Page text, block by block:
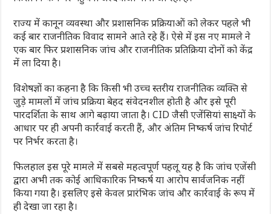
राज्य में कानून व्यवस्था और प्रशासनिक प्रक्रियाओं को लेकर पहले भी
कई बार राजनीतिक विवाद सामने आते रहे हैं। ऐसे में इस नए मामले ने
एक बार फिर प्रशासनिक जांच और राजनीतिक प्रतिक्रिया दोनों को केंद्र
में ला दिया है।
विशेषज्ञों का कहना है कि किसी भी उच्च स्तरीय राजनीतिक व्यक्ति से
जुड़े मामलों में जांच प्रक्रिया बेहद संवेदनशील होती है और इसे पूरी
पारदर्शिता के साथ आगे बढ़ाया जाता है। CID जैसी एजेंसियां साक्ष्यों के
आधार पर ही अपनी कार्रवाई करती हैं, और अंतिम निष्कर्ष जांच रिपोर्ट
पर निर्भर करता है।
फिलहाल इस पूरे मामले में सबसे महत्वपूर्ण पहलू यह है कि जांच एजेंसी
द्वारा अभी तक कोई आधिकारिक निष्कर्ष या आरोप सार्वजनिक नहीं
किया गया है। इसलिए इसे केवल प्रारंभिक जांच और कार्रवाई के रूप में
ही देखा जा रहा है।